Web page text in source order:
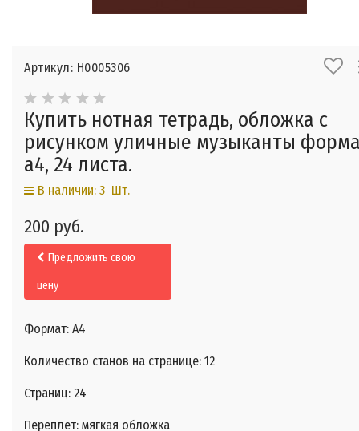
Артикул: Н0005306
Купить нотная тетрадь, обложка с
рисунком уличные музыканты
а4, 24 листа.
В наличии: 3 Шт.
200 руб.
Предложить свою
цену
Формат: А4
Количество станов на странице: 12
Страниц: 24
Переплет: мягкая обложка